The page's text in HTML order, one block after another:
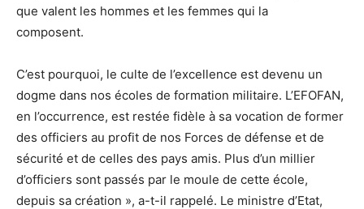
que valent les hommes et les femmes qui la
composent.
C’est pourquoi, le culte de l’excellence est devenu un
dogme dans nos écoles de formation militaire. L’EFOFAN,
en l’occurrence, est restée fidèle à sa vocation de former
des officiers au profit de nos Forces de défense et de
sécurité et de celles des pays amis. Plus d’un millier
d’officiers sont passés par le moule de cette école,
depuis sa création », a-t-il rappelé. Le ministre d’Etat,